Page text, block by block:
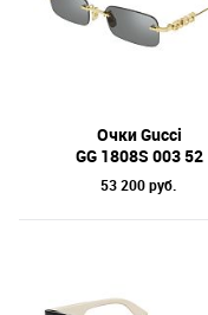
Очки Gucci
GG 1808S 003 52
53 200 руб.